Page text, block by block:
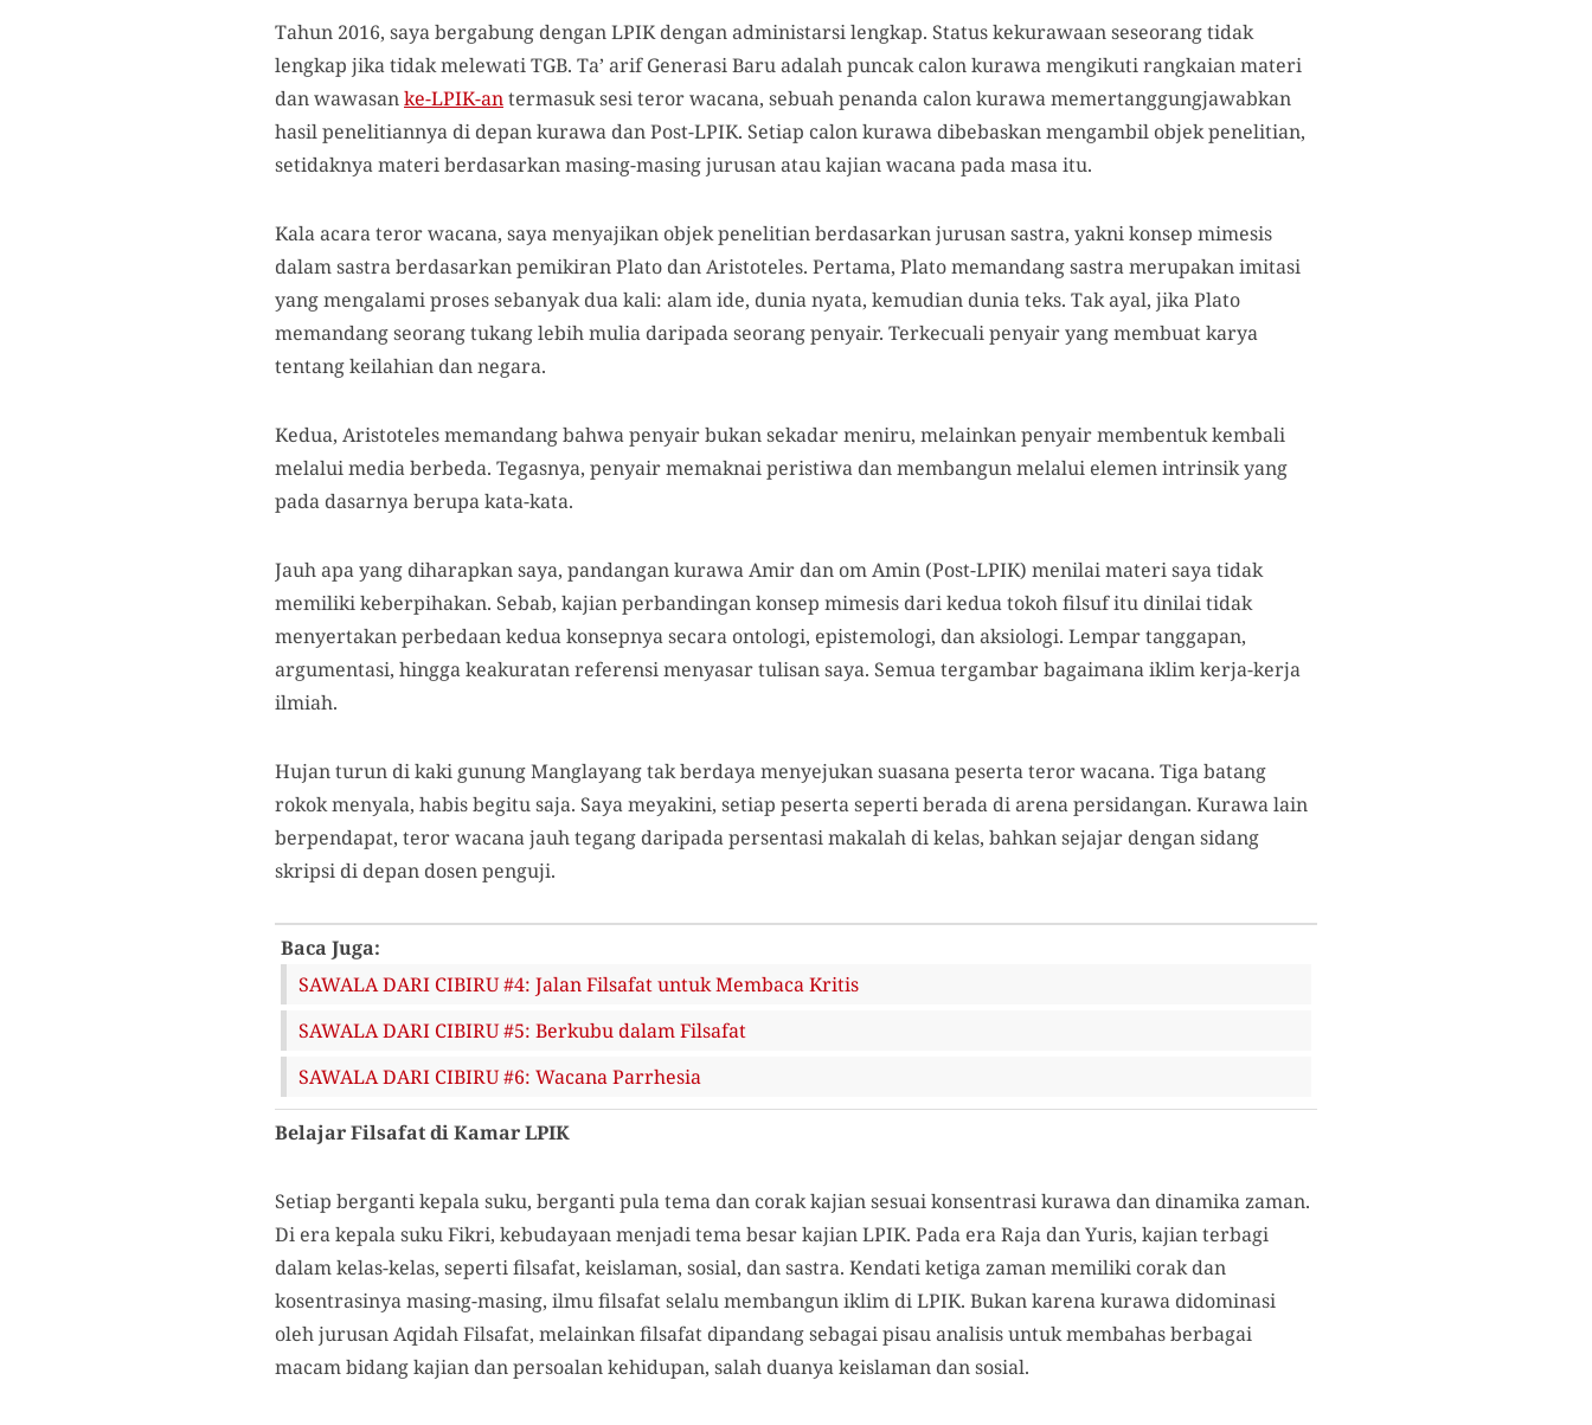
Tahun 2016, saya bergabung dengan LPIK dengan administarsi lengkap. Status kekurawaan seseorang tidak
lengkap jika tidak melewati TGB. Ta’ arif Generasi Baru adalah puncak calon kurawa mengikuti rangkaian materi
dan wawasanke-LPIK-antermasuk sesi teror wacana, sebuah penanda calon kurawa memertanggungjawabkan
hasil penelitiannya di depan kurawa dan Post-LPIK. Setiap calon kurawa dibebaskan mengambil objek penelitian,
setidaknya materi berdasarkan masing-masing jurusan atau kajian wacana pada masa itu.
Kala acara teror wacana, saya menyajikan objek penelitian berdasarkan jurusan sastra, yakni konsep mimesis
dalam sastra berdasarkan pemikiran Plato dan Aristoteles. Pertama, Plato memandang sastra merupakan imitasi
yang mengalami proses sebanyak dua kali: alam ide, dunia nyata, kemudian dunia teks. Tak ayal, jika Plato
memandang seorang tukang lebih mulia daripada seorang penyair. Terkecuali penyair yang membuat karya
tentang keilahian dan negara.
Kedua, Aristoteles memandang bahwa penyair bukan sekadar meniru, melainkan penyair membentuk kembali
melalui media berbeda. Tegasnya, penyair memaknai peristiwa dan membangun melalui elemen intrinsik yang
pada dasarnya berupa kata-kata.
Jauh apa yang diharapkan saya, pandangan kurawa Amir dan om Amin (Post-LPIK) menilai materi saya tidak
memiliki keberpihakan. Sebab, kajian perbandingan konsep mimesis dari kedua tokoh filsuf itu dinilai tidak
menyertakan perbedaan kedua konsepnya secara ontologi, epistemologi, dan aksiologi. Lempar tanggapan,
argumentasi, hingga keakuratan referensi menyasar tulisan saya. Semua tergambar bagaimana iklim kerja-kerja
ilmiah.
Hujan turun di kaki gunung Manglayang tak berdaya menyejukan suasana peserta teror wacana. Tiga batang
rokok menyala, habis begitu saja. Saya meyakini, setiap peserta seperti berada di arena persidangan. Kurawa lain
berpendapat, teror wacana jauh tegang daripada persentasi makalah di kelas, bahkan sejajar dengan sidang
skripsi di depan dosen penguji.
Baca Juga:
SAWALA DARI CIBIRU #4: Jalan Filsafat untuk Membaca Kritis
SAWALA DARI CIBIRU #5: Berkubu dalam Filsafat
SAWALA DARI CIBIRU #6: Wacana Parrhesia
Belajar Filsafat di Kamar LPIK
Setiap berganti kepala suku, berganti pula tema dan corak kajian sesuai konsentrasi kurawa dan dinamika zaman.
Di era kepala suku Fikri, kebudayaan menjadi tema besar kajian LPIK. Pada era Raja dan Yuris, kajian terbagi
dalam kelas-kelas, seperti filsafat, keislaman, sosial, dan sastra. Kendati ketiga zaman memiliki corak dan
kosentrasinya masing-masing, ilmu filsafat selalu membangun iklim di LPIK. Bukan karena kurawa didominasi
oleh jurusan Aqidah Filsafat, melainkan filsafat dipandang sebagai pisau analisis untuk membahas berbagai
macam bidang kajian dan persoalan kehidupan, salah duanya keislaman dan sosial.